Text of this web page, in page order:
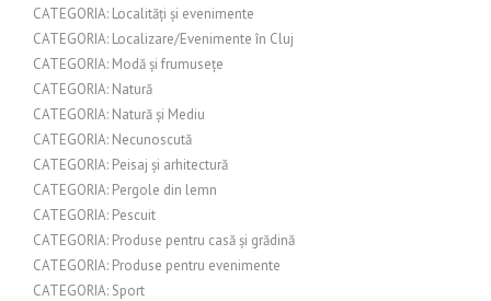
CATEGORIA: Localități și evenimente
CATEGORIA: Localizare/Evenimente în Cluj
CATEGORIA: Modă și frumusețe
CATEGORIA: Natură
CATEGORIA: Natură și Mediu
CATEGORIA: Necunoscută
CATEGORIA: Peisaj și arhitectură
CATEGORIA: Pergole din lemn
CATEGORIA: Pescuit
CATEGORIA: Produse pentru casă și grădină
CATEGORIA: Produse pentru evenimente
CATEGORIA: Sport